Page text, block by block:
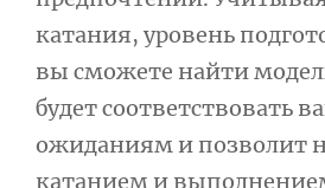
катания, уровень
вы сможете найти
будет соответствовать
ожиданиям и позволит
катанием и